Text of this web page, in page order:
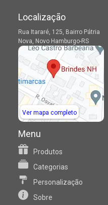
Localização
Rua Itararé, 125, Bairro Pátria
Nova, Novo Hamburgo-RS
Ver mapa completo
Menu
Produtos
Categorias
Personalização
Sobre